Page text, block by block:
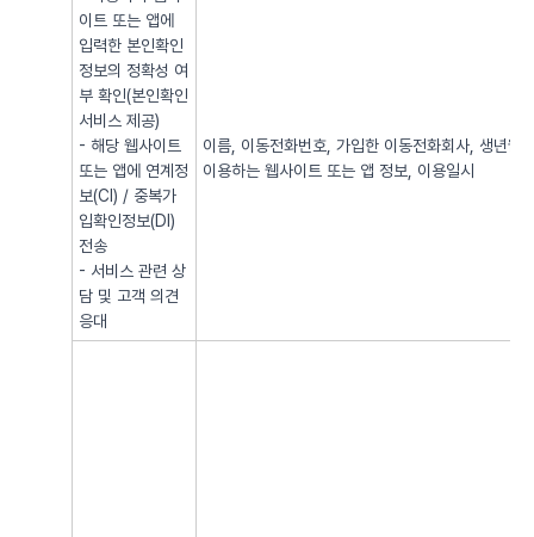
이트 또는 앱에
입력한 본인확인
정보의 정확성 여
부 확인(본인확인
서비스 제공)
- 해당 웹사이트
또는 앱에 연계정
보(CI) / 중복가
입확인정보(DI)
전송
- 서비스 관련 상
담 및 고객 의견
응대
이름, 이동전화번호, 가입한 이동전화회사, 생년
이용하는 웹사이트 또는 앱 정보, 이용일시